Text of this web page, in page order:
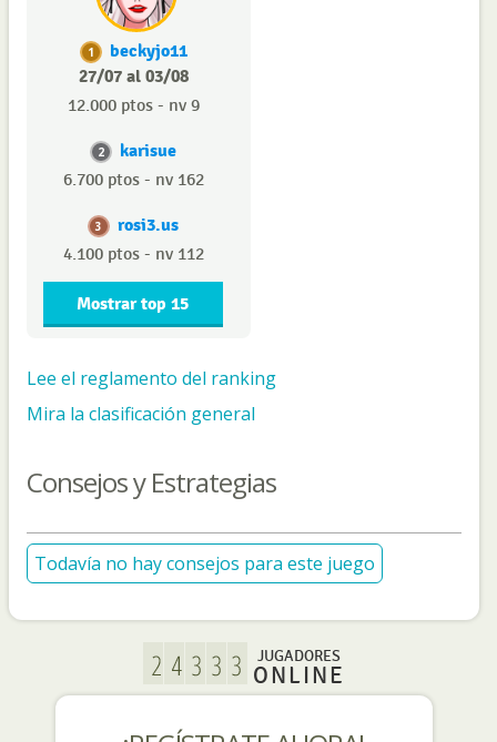
1
beckyjo11
27/07 al 03/08
12.000 ptos - nv 9
2 karisue
6.700 ptos - nv 162
3 rosi3.us
4.100 ptos - nv 112
Mostrar top 15
Lee el reglamento del ranking
Mira la clasificación general
Consejos y Estrategias
Todavía no hay consejos para este juego
JUGADORES
ONLINE